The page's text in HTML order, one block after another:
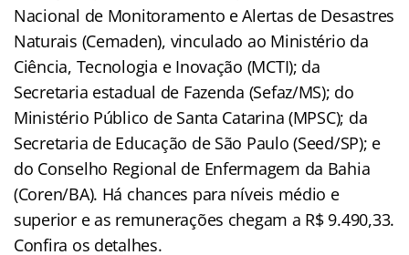
Nacional de Monitoramento e Alertas de Desastres
Naturais (Cemaden), vinculado ao Ministério da
Ciência, Tecnologia e Inovação (MCTI); da
Secretaria estadual de Fazenda (Sefaz/MS); do
Ministério Público de Santa Catarina (MPSC); da
Secretaria de Educação de São Paulo (Seed/SP); e
do Conselho Regional de Enfermagem da Bahia
(Coren/BA). Há chances para níveis médio e
superior e as remunerações chegam a R$ 9.490,33.
Confira os detalhes.